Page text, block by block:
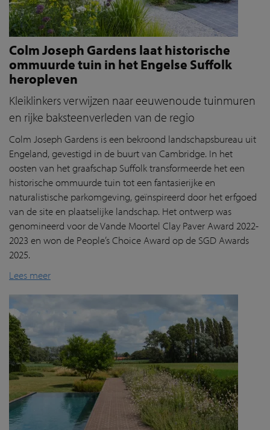
Colm Joseph Gardens laat historische
ommuurde tuin in het Engelse Suffolk
heropleven
Kleiklinkers verwijzen naar eeuwenoude tuinmuren
en rijke baksteenverleden van de regio
Colm Joseph Gardens is een bekroond landschapsbureau uit
Engeland, gevestigd in de buurt van Cambridge. In het
oosten van het graafschap Suffolk transformeerde het een
historische ommuurde tuin tot een fantasierijke en
naturalistische parkomgeving, geïnspireerd door het erfgoed
van de site en plaatselijke landschap. Het ontwerp was
genomineerd voor de Vande Moortel Clay Paver Award 2022-
2023 en won de People’s Choice Award op de SGD Awards
2025.
Lees meer